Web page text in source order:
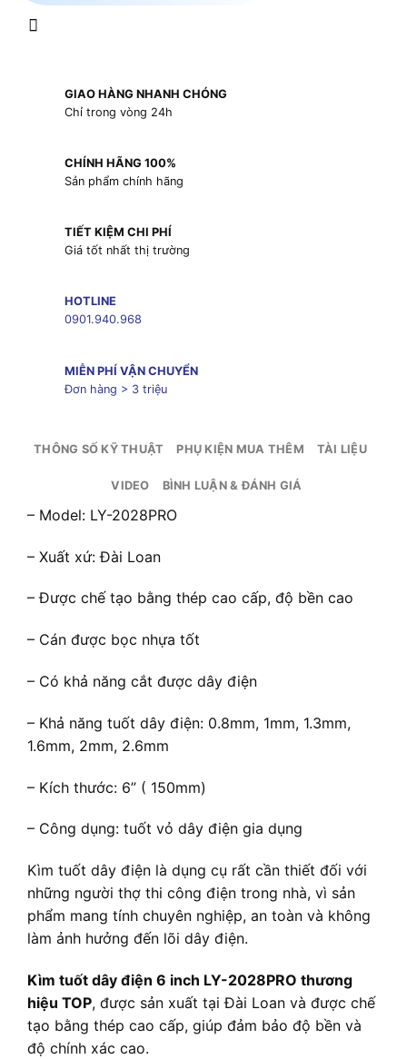
GIAO HÀNG NHANH CHÓNG
Chỉ trong vòng 24h
CHÍNH HÃNG 100%
Sản phẩm chính hãng
TIẾT KIỆM CHI PHÍ
Giá tốt nhất thị trường
HOTLINE
0901.940.968
MIỄN PHÍ VẬN CHUYỂN
Đơn hàng > 3 triệu
THÔNG SỐ KỸ THUẬT PHỤ KIỆN MUA THÊM TÀI LIỆU
VIDEO BÌNH LUẬN & ĐÁNH GIÁ
– Model: LY-2028PRO
– Xuất xứ: Đài Loan
– Được chế tạo bằng thép cao cấp, độ bền cao
– Cán được bọc nhựa tốt
– Có khả năng cắt được dây điện
– Khả năng tuốt dây điện: 0.8mm, 1mm, 1.3mm,
1.6mm, 2mm, 2.6mm
– Kích thước: 6” ( 150mm)
– Công dụng: tuốt vỏ dây điện gia dụng
Kìm tuốt dây điện là dụng cụ rất cần thiết đối với
những người thợ thi công điện trong nhà, vì sản
phẩm mang tính chuyên nghiệp, an toàn và không
làm ảnh hưởng đến lõi dây điện.
Kìm tuốt dây điện 6 inch LY-2028PRO thương
hiệu TOP, được sản xuất tại Đài Loan và được chế
tạo bằng thép cao cấp, giúp đảm bảo độ bền và
độ chính xác cao.